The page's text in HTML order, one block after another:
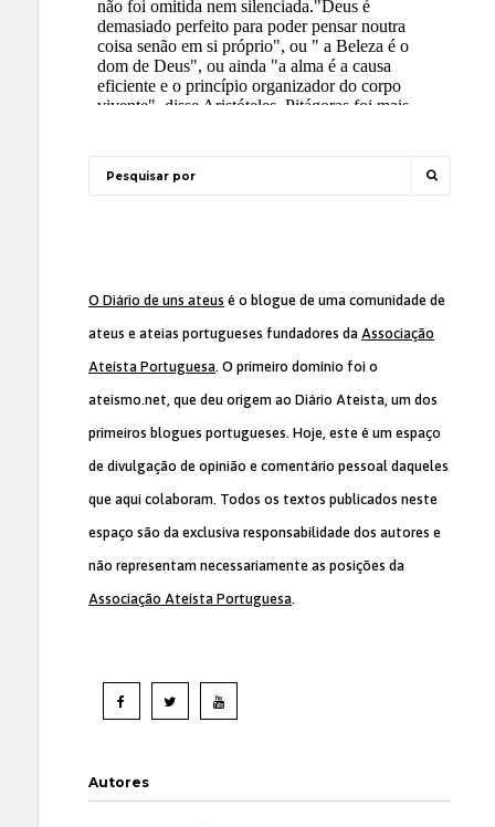
O Diário de uns ateus é o blogue de uma comunidade de
ateus e ateias portugueses fundadores da Associação
Ateísta Portuguesa. O primeiro domínio foi o
ateismo.net, que deu origem ao Diário Ateísta, um dos
primeiros blogues portugueses. Hoje, este é um espaço
de divulgação de opinião e comentário pessoal daqueles
que aqui colaboram. Todos os textos publicados neste
espaço são da exclusiva responsabilidade dos autores e
não representam necessariamente as posições da
Associação Ateísta Portuguesa.
Autores